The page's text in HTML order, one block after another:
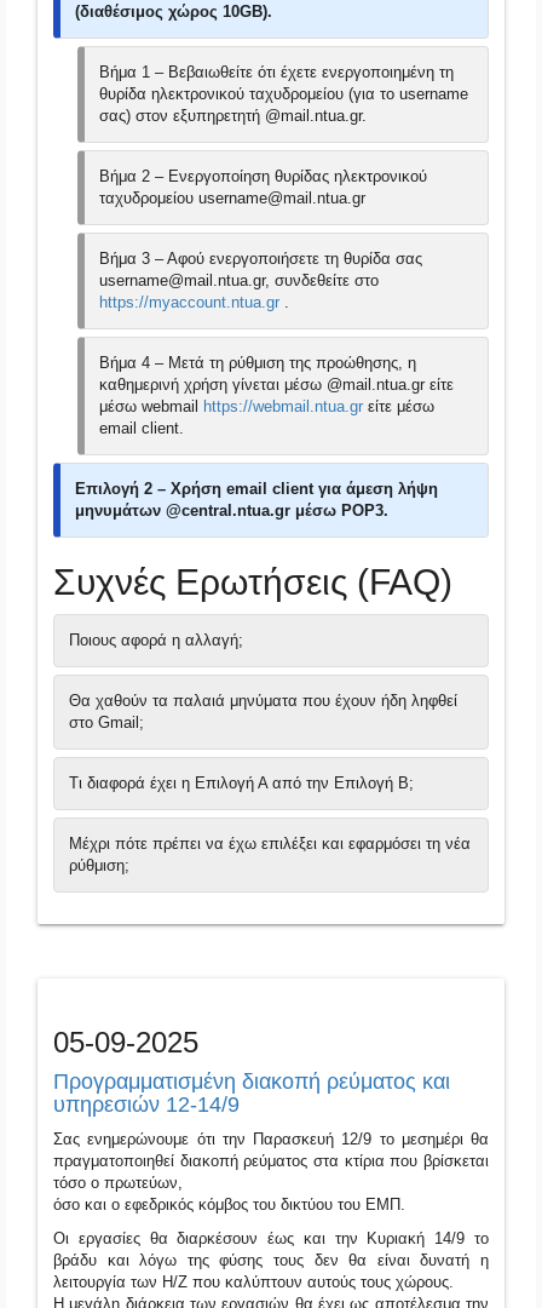
(διαθέσιμος χώρος 10GB).
Βήμα 1 – Βεβαιωθείτε ότι έχετε ενεργοποιημένη τη
θυρίδα ηλεκτρονικού ταχυδρομείου (για το username
σας) στον εξυπηρετητή @mail.ntua.gr.
Βήμα 2 – Ενεργοποίηση θυρίδας ηλεκτρονικού
ταχυδρομείου username@mail.ntua.gr
Βήμα 3 – Αφού ενεργοποιήσετε τη θυρίδα σας
username@mail.ntua.gr, συνδεθείτε στο
https://myaccount.ntua.gr .
Βήμα 4 – Μετά τη ρύθμιση της προώθησης, η
καθημερινή χρήση γίνεται μέσω @mail.ntua.gr είτε
μέσω webmail
https://webmail.ntua.gr είτε μέσω
email client.
Επιλογή 2 – Χρήση email client για άμεση λήψη
μηνυμάτων @central.ntua.gr μέσω POP3.
Συχνές Ερωτήσεις (FAQ)
Ποιους αφορά η αλλαγή;
Θα χαθούν τα παλαιά μηνύματα που έχουν ήδη ληφθεί
στο Gmail;
Τι διαφορά έχει η Επιλογή Α από την Επιλογή Β;
Μέχρι πότε πρέπει να έχω επιλέξει και εφαρμόσει τη νέα
ρύθμιση;
05-09-2025
Προγραμματισμένη διακοπή ρεύματος και
υπηρεσιών 12-14/9
Σας ενημερώνουμε ότι την Παρασκευή 12/9 το μεσημέρι θα
πραγματοποιηθεί διακοπή ρεύματος στα κτίρια που βρίσκεται
τόσο ο πρωτεύων,
όσο και ο εφεδρικός κόμβος του δικτύου του ΕΜΠ.
Οι εργασίες θα διαρκέσουν έως και την Κυριακή 14/9 το
βράδυ και λόγω της φύσης τους δεν θα είναι δυνατή η
λειτουργία των Η/Ζ που καλύπτουν αυτούς τους χώρους.
Η μεγάλη διάρκεια των εργασιών θα έχει ως αποτέλεσμα την